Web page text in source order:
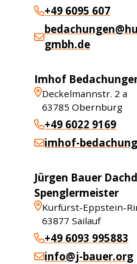
+49 6095 607
gmbh.de
Imhof
Deckelmannstr. 2 a
63785 Obernburg
+49 6022 9169
imhof-
Jürgen Bauer
Spenglermeister
Kurfürst-Eppstein-
63877 Sailauf
+49 6093 995883
info@j-bauer.org